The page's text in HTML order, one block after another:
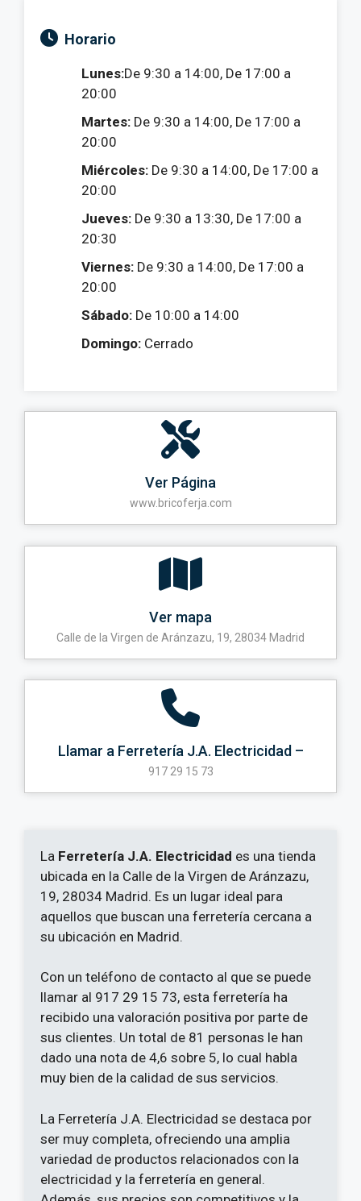
Horario
Lunes:De 9:30 a 14:00, De 17:00 a
20:00
Martes: De 9:30 a 14:00, De 17:00 a
20:00
Miércoles: De 9:30 a 14:00, De 17:00 a
20:00
Jueves: De 9:30 a 13:30, De 17:00 a
20:30
Viernes: De 9:30 a 14:00, De 17:00 a
20:00
Sábado: De 10:00 a 14:00
Domingo: Cerrado
Ver Página
www.bricoferja.com
Ver mapa
Calle de la Virgen de Aránzazu, 19, 28034 Madrid
Llamar a Ferretería J.A. Electricidad –
917 29 15 73
La Ferretería J.A. Electricidad es una tienda
ubicada en la Calle de la Virgen de Aránzazu,
19, 28034 Madrid. Es un lugar ideal para
aquellos que buscan una ferretería cercana a
su ubicación en Madrid.
Con un teléfono de contacto al que se puede
llamar al 917 29 15 73, esta ferretería ha
recibido una valoración positiva por parte de
sus clientes. Un total de 81 personas le han
dado una nota de 4,6 sobre 5, lo cual habla
muy bien de la calidad de sus servicios.
La Ferretería J.A. Electricidad se destaca por
ser muy completa, ofreciendo una amplia
variedad de productos relacionados con la
electricidad y la ferretería en general.